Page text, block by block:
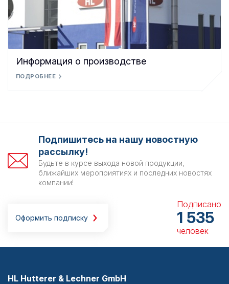
Информация о производстве
ПОДРОБНЕЕ
Подпишитесь на нашу новостную
рассылку!
Будьте в курсе выхода новой продукции,
ближайших мероприятиях и последних новостях
компании!
Оформить подписку
Подписано
1 535
человек
HL Hutterer & Lechner GmbH